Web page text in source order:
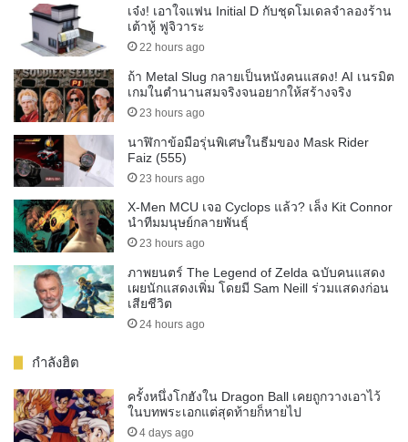
เจ๋ง! เอาใจแฟน Initial D กับชุดโมเดลจำลองร้าน
เต้าหู้ ฟูจิวาระ
22 hours ago
ถ้า Metal Slug กลายเป็นหนังคนแสดง! AI เนรมิต
เกมในตำนานสมจริงจนอยากให้สร้างจริง
23 hours ago
นาฬิกาข้อมือรุ่นพิเศษในธีมของ Mask Rider
Faiz (555)
23 hours ago
X-Men MCU เจอ Cyclops แล้ว? เล็ง Kit Connor
นำทีมมนุษย์กลายพันธุ์
23 hours ago
ภาพยนตร์ The Legend of Zelda ฉบับคนแสดง
เผยนักแสดงเพิ่ม โดยมี Sam Neill ร่วมแสดงก่อน
เสียชีวิต
24 hours ago
กำลังฮิต
ครั้งหนึ่งโกฮังใน Dragon Ball เคยถูกวางเอาไว้
ในบทพระเอกแต่สุดท้ายก็หายไป
4 days ago